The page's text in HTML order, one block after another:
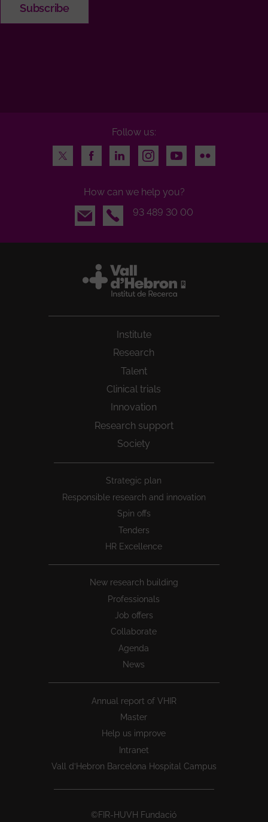
Follow us:
Twitter
FacebookLinkedInInstagramYoutubeFlickr
How can we help you?
Email
93 489 30 00
Institute
Research
Talent
Clinical trials
Innovation
Research support
Society
Strategic plan
Responsible research and innovation
Spin offs
Tenders
HR Excellence
New research building
Professionals
Job offers
Collaborate
Agenda
News
Annual report of VHIR
Master
Help us improve
Intranet
Vall d’Hebron Barcelona Hospital Campus
©FIR-HUVH Fundació